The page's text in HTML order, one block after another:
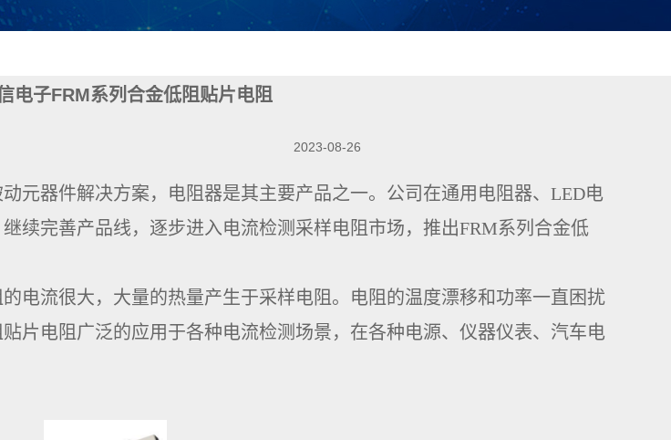
电子FRM系列合金低阻贴片电阻
2023-08-26
元器件解决方案，电阻器是其主要产品之一。公司在通用电阻器、 LED电
续完善产品线，逐步进入电流检测采样电阻市场，推出FRM系列合金低
电流很大，大量的热量产生于采样电阻。电阻的温度漂移和功率一直困扰
片电阻广泛的应用于各种电流检测场景，在各种电源、仪器仪表、汽车电